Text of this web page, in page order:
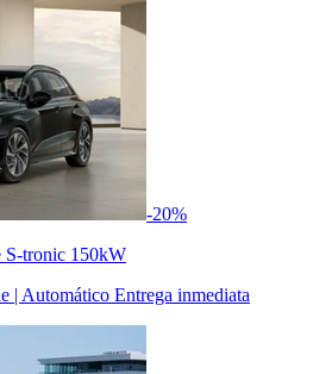
-20%
S-tronic 150kW
| Automático Entrega inmediata